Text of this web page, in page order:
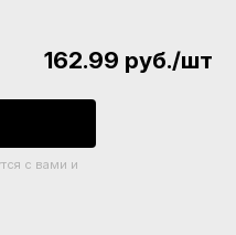
162.99 руб./шт
с вами и